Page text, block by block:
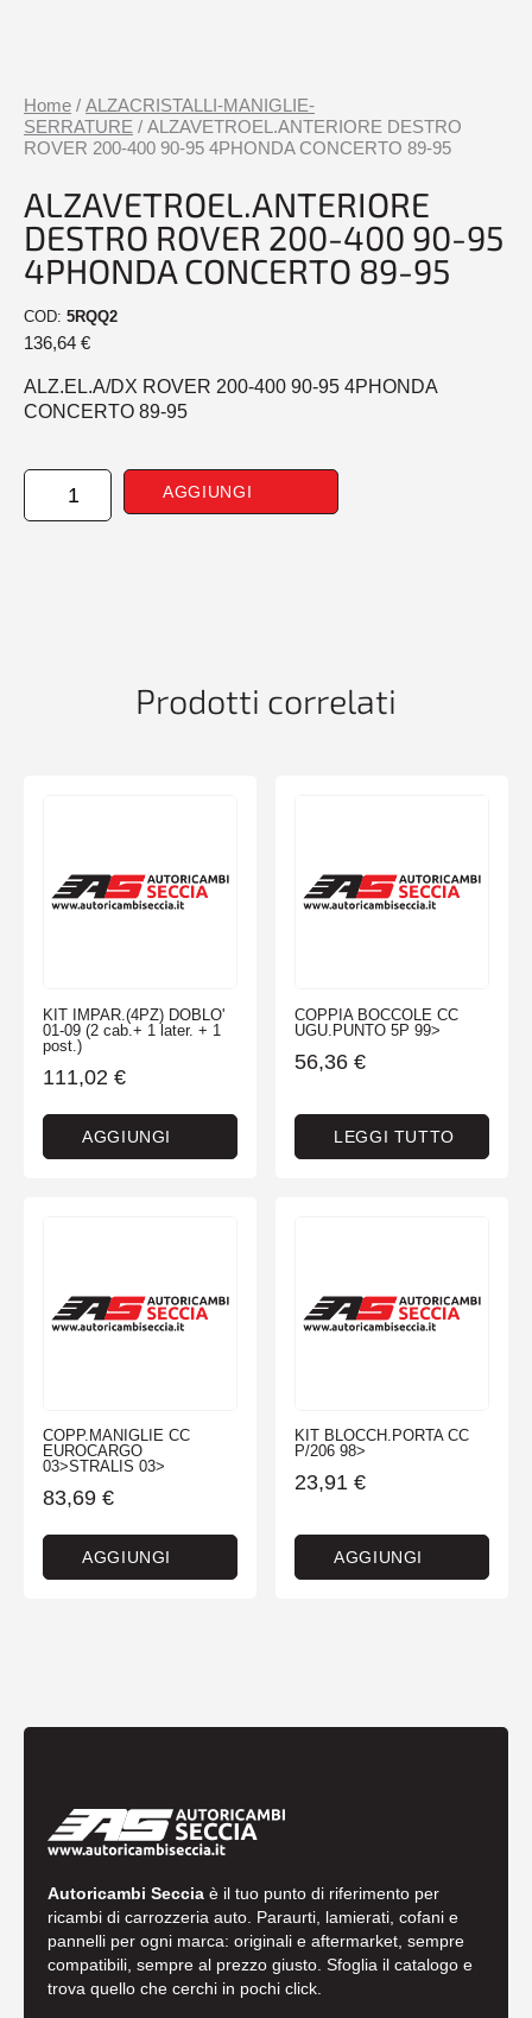
Home / ALZACRISTALLI-MANIGLIE-
SERRATURE / ALZAVETROEL.ANTERIORE DESTRO
ROVER 200-400 90-95 4PHONDA CONCERTO 89-95
ALZAVETROEL.ANTERIORE
DESTRO ROVER 200-400 90-95
4PHONDA CONCERTO 89-95
COD: 5RQQ2
136,64 €
ALZ.EL.A/DX ROVER 200-400 90-95 4PHONDA
CONCERTO 89-95
ALZAVETROEL.ANTERIORE
DESTRO
AGGIUNGI
Prodotti correlati
KIT IMPAR.(4PZ) DOBLO'
01-09 (2 cab.+ 1 later. + 1
post.)
111,02 €
AGGIUNGI
COPPIA BOCCOLE CC
UGU.PUNTO 5P 99>
56,36 €
LEGGI TUTTO
COPP.MANIGLIE CC
EUROCARGO
03>STRALIS 03>
83,69 €
AGGIUNGI
KIT BLOCCH.PORTA CC
P/206 98>
23,91 €
AGGIUNGI
Autoricambi Seccia è il tuo punto di riferimento per
ricambi di carrozzeria auto. Paraurti, lamierati, cofani e
pannelli per ogni marca: originali e aftermarket, sempre
compatibili, sempre al prezzo giusto. Sfoglia il catalogo e
trova quello che cerchi in pochi click.